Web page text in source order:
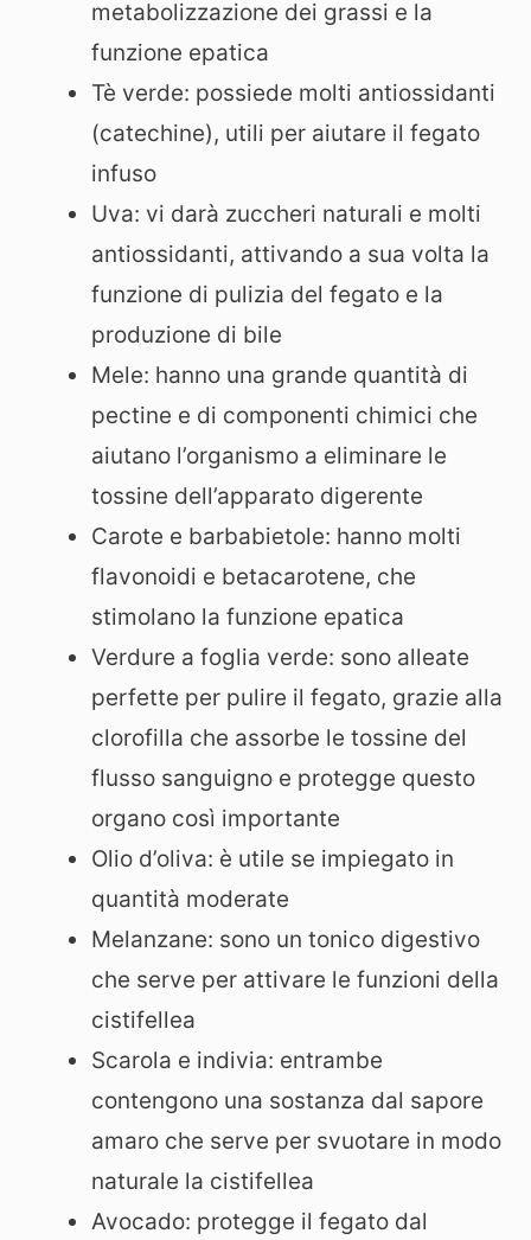
metabolizzazione dei grassi e la
funzione epatica
Tè verde: possiede molti antiossidanti
(catechine), utili per aiutare il fegato
infuso
Uva: vi darà zuccheri naturali e molti
antiossidanti, attivando a sua volta la
funzione di pulizia del fegato e la
produzione di bile
Mele: hanno una grande quantità di
pectine e di componenti chimici che
aiutano l’organismo a eliminare le
tossine dell’apparato digerente
Carote e barbabietole: hanno molti
flavonoidi e betacarotene, che
stimolano la funzione epatica
Verdure a foglia verde: sono alleate
perfette per pulire il fegato, grazie alla
clorofilla che assorbe le tossine del
flusso sanguigno e protegge questo
organo così importante
Olio d’oliva: è utile se impiegato in
quantità moderate
Melanzane: sono un tonico digestivo
che serve per attivare le funzioni della
cistifellea
Scarola e indivia: entrambe
contengono una sostanza dal sapore
amaro che serve per svuotare in modo
naturale la cistifellea
Avocado: protegge il fegato dal